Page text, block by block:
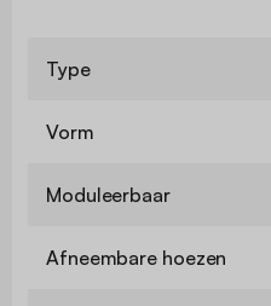
Type
Vorm
Moduleerbaar
Afneembare hoezen